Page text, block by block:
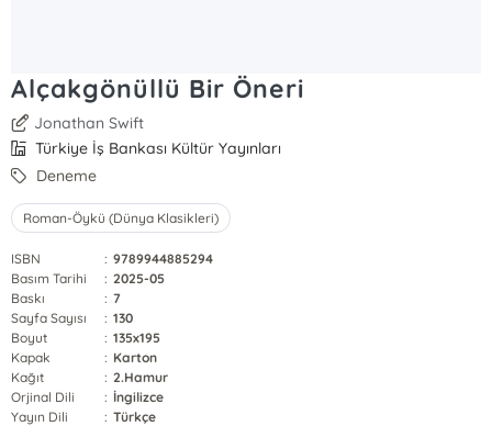
Alçakgönüllü Bir Öneri
Jonathan Swift
Türkiye İş Bankası Kültür Yayınları
Deneme
Roman-Öykü (Dünya Klasikleri)
ISBN : 9789944885294
Basım Tarihi
: 2025-05
Baskı
: 7
Sayfa Sayısı
: 130
Boyut
: 135x195
Kapak
: Karton
Kağıt
: 2.Hamur
Orjinal Dili
: İngilizce
Yayın Dili
: Türkçe